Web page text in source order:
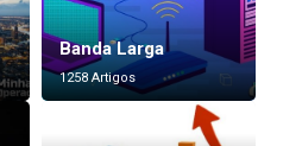
Banda Larga
1258 Artigos